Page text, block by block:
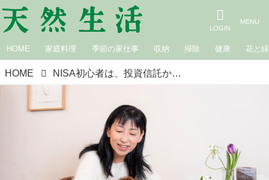
HOME 家庭料理 季節の家仕事 収納 掃除 健康 花と緑
HOME NISA初心者は、投資信託から始めるとローリスク！～50代こそ、いますぐ始めたい！ 平井かずみさんと一緒に学ぶ新NISA（2）